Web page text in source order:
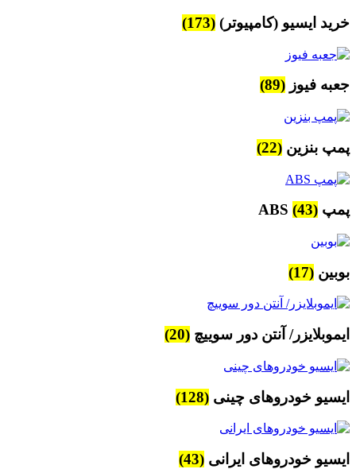
خرید ایسیو (کامپیوتر) (173)
جعبه فیوز (89)
پمپ بنزین (22)
پمپ ABS (43)
بوبین (17)
ایموبلایزر/ آنتن دور سوییچ (20)
ایسیو خودروهای چینی (128)
ایسیو خودروهای ایرانی (43)